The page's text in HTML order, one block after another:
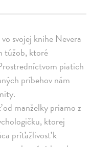
svojej knihe Nevera
túžob, ktoré
piatich
príbehov nám
manželky priamo z
ktorej
príťažlivosť k